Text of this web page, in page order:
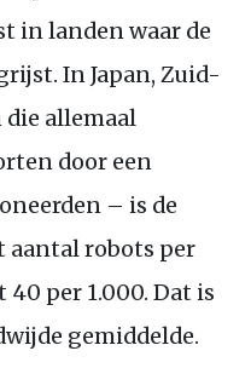
in landen waar de
In Japan, Zuid-
allemaal
door een
– is de
aantal robots per
per 1.000. Dat is
gemiddelde.